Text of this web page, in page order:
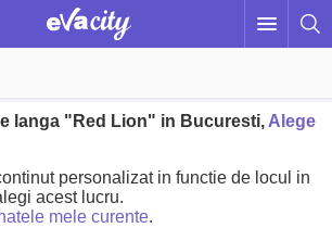
langa "Red Lion" in Bucuresti, Alege
personalizat in functie de locul in
acest lucru.
mele curente.